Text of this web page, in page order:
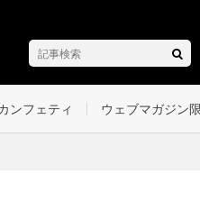
ンフェティ ウェブマガジン